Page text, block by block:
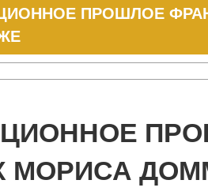
ПРОШЛОЕ
МОРИСА